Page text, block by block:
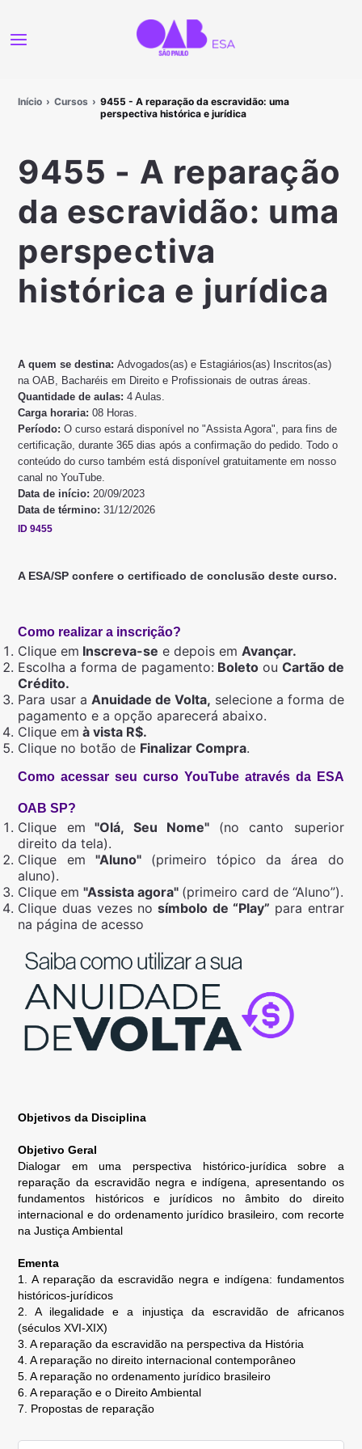
Início Cursos
9455 - A reparação da escravidão: uma
perspectiva histórica e jurídica
9455 - A reparação
da escravidão: uma
perspectiva
histórica e jurídica
A quem se destina:Advogados(as) e Estagiários(as) Inscritos(as)
na OAB, Bacharéis em Direito e Profissionais de outras áreas.
Quantidade de aulas:4 Aulas.
Carga horaria:08 Horas.
Período:O curso estará disponível no "Assista Agora", para fins de
certificação, durante 365 dias após a confirmação do pedido. Todo o
conteúdo do curso também está disponível gratuitamente em nosso
canal no YouTube.
Data de início:20/09/2023
Data de término:31/12/2026
ID 9455
A ESA/SP confere o certificado de conclusão deste curso.
Como realizar a inscrição?
Clique em Inscreva-se e depois emAvançar.
Escolha a forma de pagamento: Boletoou Cartão de
Crédito.
Para usar a Anuidade de Volta, selecione a forma de
pagamento e a opção aparecerá abaixo.
Clique em à vista R$.
Clique no botão de Finalizar Compra.
Como acessar seu curso YouTube através da ESA
OAB SP?
Clique em "Olá, Seu Nome" (no canto superior
direito da tela).
Clique em "Aluno"(primeiro tópico da área do
aluno).
Clique em"Assista agora" (primeiro card de “Aluno”).
Clique duas vezes no símbolo de “Play” para entrar
na página de acesso
Objetivos da Disciplina
Objetivo Geral
Dialogar em uma perspectiva histórico-jurídica sobre a
reparação da escravidão negra e indígena, apresentando os
fundamentos históricos e jurídicos no âmbito do direito
internacional e do ordenamento jurídico brasileiro, com recorte
na Justiça Ambiental
Ementa
1. A reparação da escravidão negra e indígena: fundamentos
históricos-jurídicos
2. A ilegalidade e a injustiça da escravidão de africanos
(séculos XVI-XIX)
3. A reparação da escravidão na perspectiva da História
4. A reparação no direito internacional contemporâneo
5. A reparação no ordenamento jurídico brasileiro
6. A reparação e o Direito Ambiental
7. Propostas de reparação